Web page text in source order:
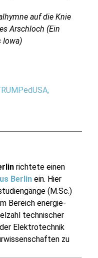
auf die Knie
Arschloch (Ein
Iowa)
,
richtete einen
Berlin ein. Hier
(M.Sc.)
Bereich energie-
technischer
Elektrotechnik
zu